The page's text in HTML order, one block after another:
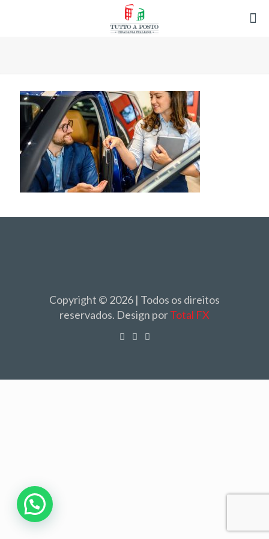
Copyright © 2026 | Todos os direitos
reservados. Design porTotal FX